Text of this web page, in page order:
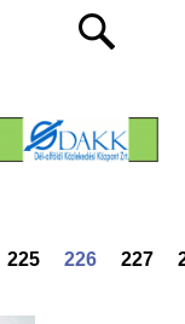
225 226 227